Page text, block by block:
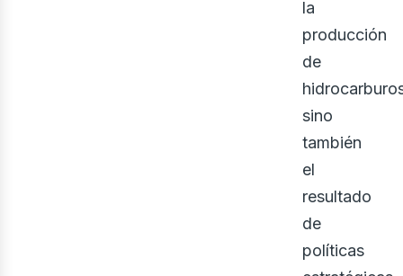
la
producción
de
sino
también
el
resultado
de
políticas